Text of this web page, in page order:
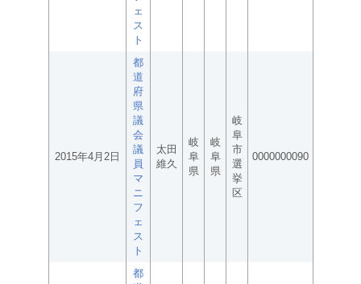
ェ
ス
ト
2015年4月2日
都
道
府
県
議
会
議
員
マ
ニ
フ
ェ
ス
ト
太田
維久
岐
阜
県
岐
阜
県
岐
阜
市
選
挙
区
0000000090
都